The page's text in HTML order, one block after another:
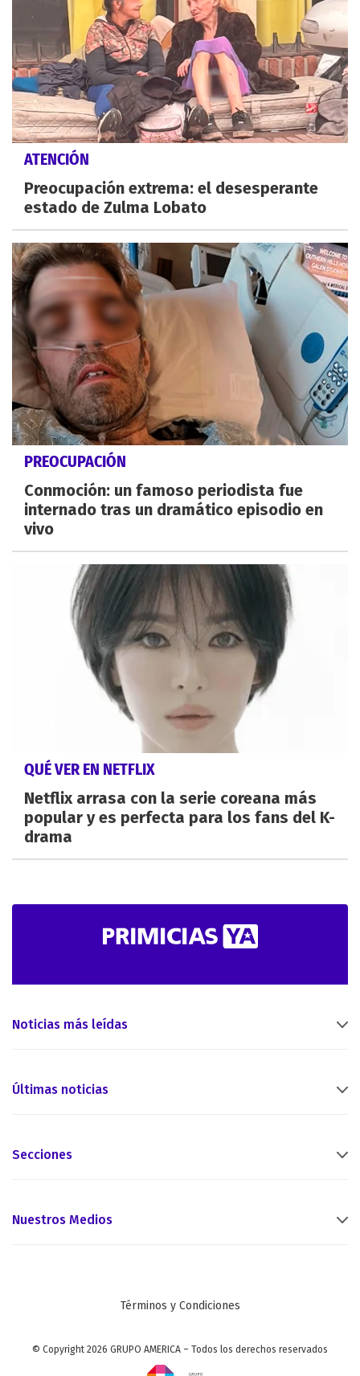
ATENCIÓN
Preocupación extrema: el desesperante
estado de Zulma Lobato
PREOCUPACIÓN
Conmoción: un famoso periodista fue
internado tras un dramático episodio en
vivo
QUÉ VER EN NETFLIX
Netflix arrasa con la serie coreana más
popular y es perfecta para los fans del K-
drama
Noticias más leídas
Últimas noticias
Secciones
Nuestros Medios
Términos y Condiciones
© Copyright 2026 GRUPO AMERICA – Todos los derechos reservados